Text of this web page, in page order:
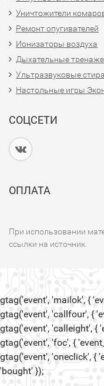
Уничтожители
Ремонт опугивателей
Ионизаторы воздуха
Дыхательные
Ультразвуковые
Настольные игры
СОЦСЕТИ
ОПЛАТА
При использовании
ссылки на источник.
gtag('event', 'mailok', {
gtag('event', 'callfour', {
gtag('event', 'calleight', {
gtag('event', 'foc', {
gtag('event', 'oneclick', {
'bought' });